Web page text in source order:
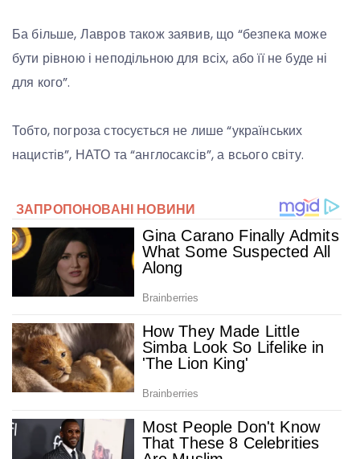
Ба більше, Лавров також заявив, що “безпека може
бути рівною і неподільною для всіх, або її не буде ні
для кого”.
Тобто, погроза стосується не лише “українських
нацистів”, НАТО та “англосаксів”, а всього світу.